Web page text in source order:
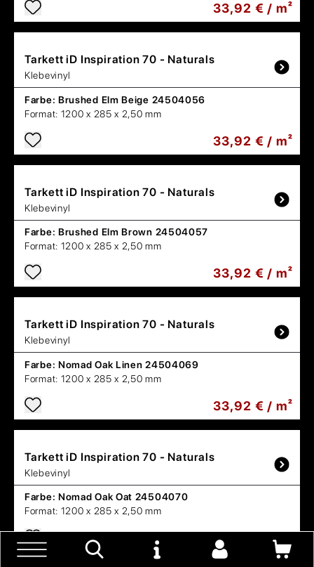
33,92 € / m²
Tarkett iD Inspiration 70 - Naturals
Klebevinyl
Farbe: Brushed Elm Beige 24504056
Format: 1200 x 285 x 2,50 mm
33,92 € / m²
Tarkett iD Inspiration 70 - Naturals
Klebevinyl
Farbe: Brushed Elm Brown 24504057
Format: 1200 x 285 x 2,50 mm
33,92 € / m²
Tarkett iD Inspiration 70 - Naturals
Klebevinyl
Farbe: Nomad Oak Linen 24504069
Format: 1200 x 285 x 2,50 mm
33,92 € / m²
Tarkett iD Inspiration 70 - Naturals
Klebevinyl
Farbe: Nomad Oak Oat 24504070
Format: 1200 x 285 x 2,50 mm
33,92 € / m²